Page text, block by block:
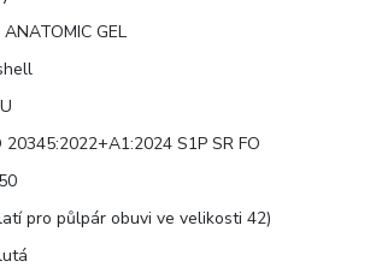
GEL
20345:2022+A1:2024 S1P SR FO
pro půlpár obuvi ve velikosti 42)